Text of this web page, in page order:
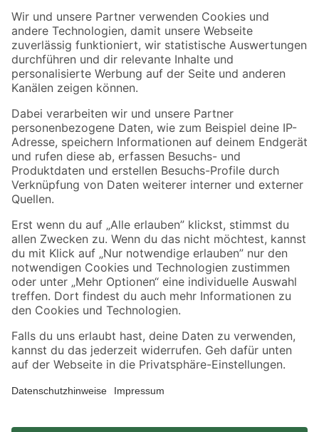
Folge uns
Zahlungsarten Versandarten
Sicher einkaufen
Jetzt die toom-App herunterladen
Alle Preisangaben in EUR inkl. gesetzl. MwSt.. Die dargestellten Angebote sind unter
Umständen nicht in allen Märkten verfügbar. Die angegebenen Verfügbarkeiten beziehen
sich auf den unter "Mein Markt" ausgewählten toom Baumarkt. Alle Angebote und
*Paketversand ab 59 € versandkostenfrei, gilt nicht für Artikel mit Speditionsversand, hier
fallen zusätzliche Versandkosten an.